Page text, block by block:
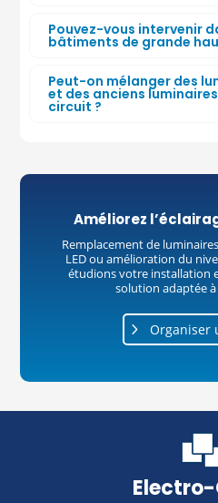
Pouvez-vous intervenir
bâtiments de grande
Peut-on mélanger des
et des anciens
circuit ?
Améliorez
Remplacement de
LED ou amélioration du
étudions votre installation
solution adaptée
Organiser